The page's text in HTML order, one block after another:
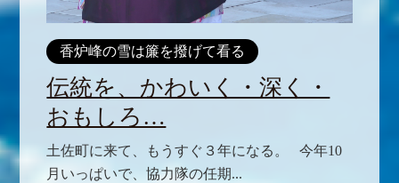
香炉峰の雪は簾を撥げて看る
伝統を、かわいく・深く・
おもしろ…
土佐町に来て、もうすぐ３年になる。 今年10
月いっぱいで、協力隊の任期...